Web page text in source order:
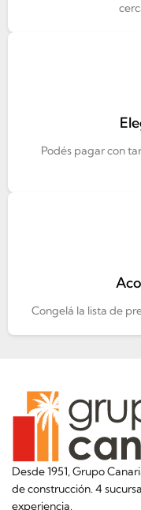
Podés pagar con
Congelá la lista de
Desde 1951, Grupo
de construcción. 4
experiencia.